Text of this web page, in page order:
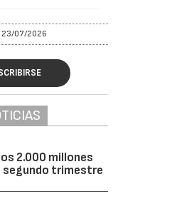
23/07/2026
2.000 millones
segundo trimestre